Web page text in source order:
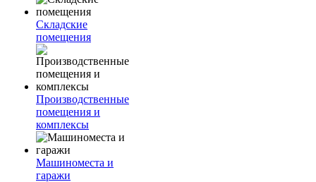
Складские
помещения
Производственные
помещения и
комплексы
Машиноместа и
гаражи